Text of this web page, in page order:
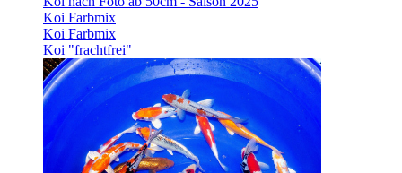
Koi Farbmix
Koi Farbmix
Koi "frachtfrei"